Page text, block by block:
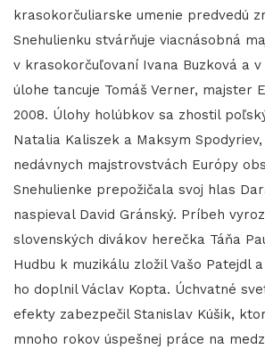
krasokorčuliarske umenie predvedú
Snehulienku stvárňuje viacnásobná
v krasokorčuľovaní Ivana Buzková a v
úlohe tancuje Tomáš Verner, majster
2008. Úlohy holúbkov sa zhostil
Natalia Kaliszek a Maksym
nedávnych majstrovstvách Európy
Snehulienke prepožičala svoj hlas
naspieval David Gránský. Príbeh
slovenských divákov herečka Táňa
Hudbu k muzikálu zložil Vašo Patejdl
ho doplnil Václav Kopta. Úchvatné
efekty zabezpečil Stanislav Kúšik,
mnoho rokov úspešnej práce na